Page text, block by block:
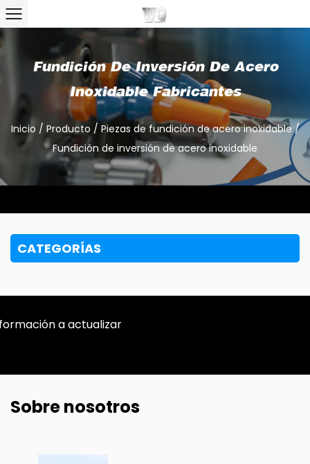
Fundición De Inversión De Acero
Inoxidable Fabricantes
Inicio / Producto / Piezas de fundición de acero inoxidable /
Fundición de inversión de acero inoxidable
CATEGORÍAS
a actualizar
Sobre nosotros